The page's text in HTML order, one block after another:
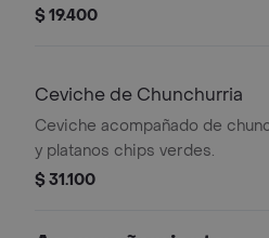
bbq.
$ 19.400
Ceviche de Chunchurria
Ceviche acompañado de
y platanos chips verdes.
$ 31.100